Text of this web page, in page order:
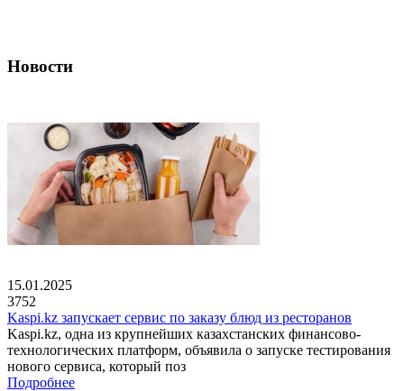
Новости
15.01.2025
3752
Kaspi.kz запускает сервис по заказу блюд из ресторанов
Kaspi.kz, одна из крупнейших казахстанских финансово-
технологических платформ, объявила о запуске тестирования
нового сервиса, который поз
Подробнее